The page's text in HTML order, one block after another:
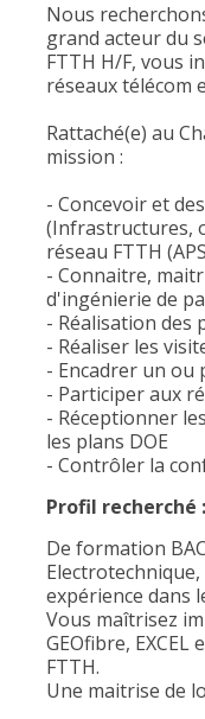
Nous
grand acteur du
FTTH H/F, vous
réseaux télécom
Rattaché(e) au
mission :
- Concevoir et
(Infrastructures,
réseau FTTH
- Connaitre,
d'ingénierie de
- Réalisation des
- Réaliser les
- Encadrer un
- Participer aux
- Réceptionner
les plans DOE
- Contrôler la
Profil recherché :
De formation
expérience dans
Vous maîtrisez
GEOfibre,
FTTH.
Une maitrise de